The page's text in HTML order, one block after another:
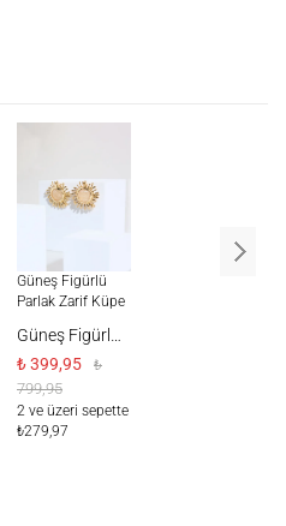
Güneş Figürlü
Parlak Zarif Küpe
Güneş Figürlü Parlak Zarif Küpe
₺ 399,95
₺
799,95
2 ve üzeri sepette
₺279,97